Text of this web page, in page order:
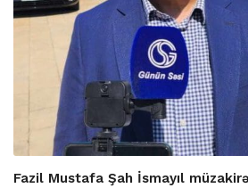
Fazil Mustafa Şah İsmayıl